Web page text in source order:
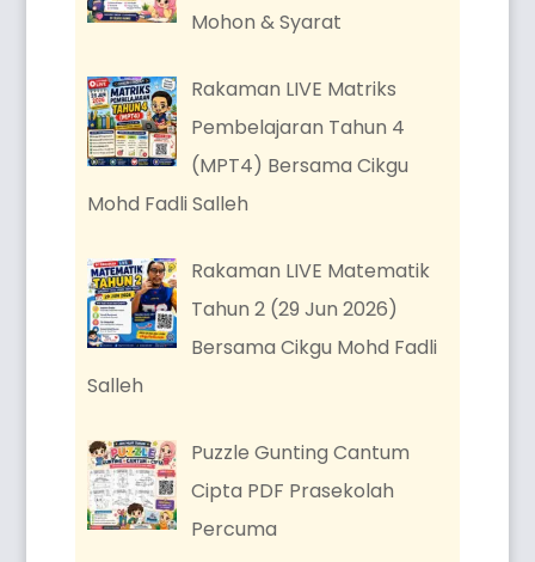
Mohon & Syarat
Rakaman LIVE Matriks
Pembelajaran Tahun 4
(MPT4) Bersama Cikgu
Mohd Fadli Salleh
Rakaman LIVE Matematik
Tahun 2 (29 Jun 2026)
Bersama Cikgu Mohd Fadli
Salleh
Puzzle Gunting Cantum
Cipta PDF Prasekolah
Percuma